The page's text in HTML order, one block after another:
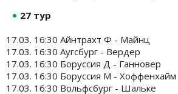
27 тур
17.03. 16:30 Айнтрахт Ф - Майнц
17.03. 16:30 Аугсбург - Вердер
17.03. 16:30 Боруссия Д - Ганновер
17.03. 16:30 Боруссия М - Хоффенхайм
17.03. 16:30 Вольфсбург - Шальке